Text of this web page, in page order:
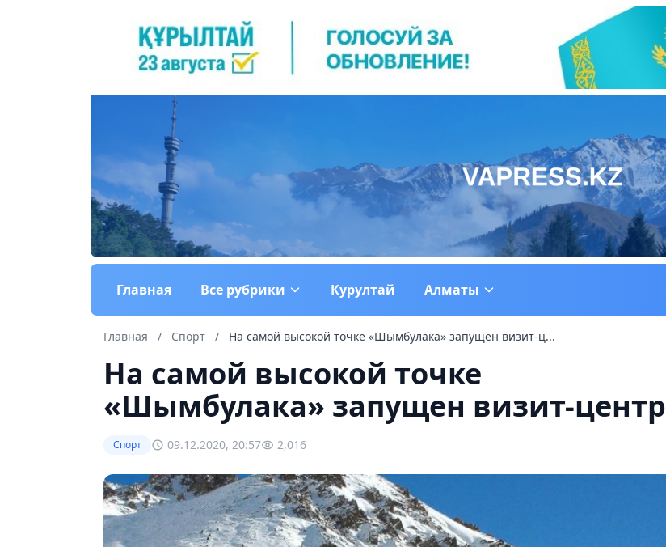
Главная Все рубрики Курултай Алматы
Главная / Спорт / На самой высокой точке «Шымбулака» запущен визит-ц...
На самой высокой точке
«Шымбулака» запущен визит-центр
Спорт 09.12.2020, 20:57 2,016